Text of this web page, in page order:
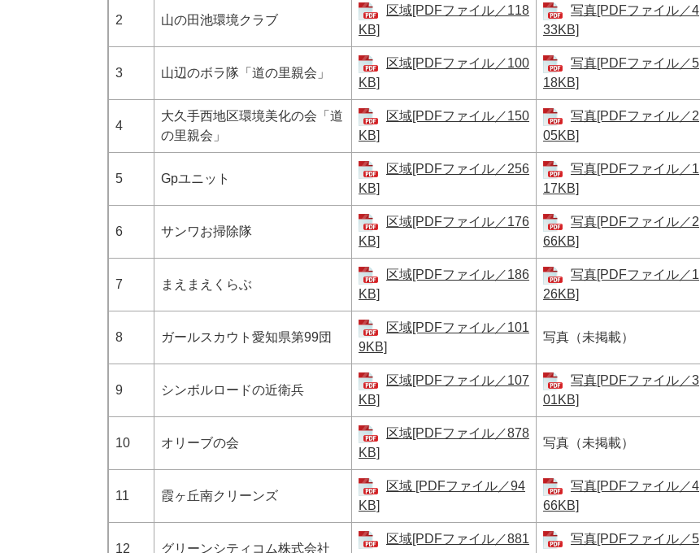
2 山の田池環境クラブ
区域[PDFファイル／118
KB]
写真[PDFファイル／4
33KB]
3 山辺のボラ隊「道の里親会」
区域[PDFファイル／100
KB]
写真[PDFファイル／5
18KB]
4
大久手西地区環境美化の会「道
の里親会」
区域[PDFファイル／150
KB]
写真[PDFファイル／2
05KB]
5 Gpユニット
区域[PDFファイル／256
KB]
写真[PDFファイル／1
17KB]
6 サンワお掃除隊
区域[PDFファイル／176
KB]
写真[PDFファイル／2
66KB]
7 まえまえくらぶ
区域[PDFファイル／186
KB]
写真[PDFファイル／1
26KB]
8 ガールスカウト愛知県第99団
区域[PDFファイル／101
9KB]
写真（未掲載）
9 シンボルロードの近衛兵
区域[PDFファイル／107
KB]
写真[PDFファイル／3
01KB]
10 オリーブの会
区域[PDFファイル／878
KB]
写真（未掲載）
11 霞ヶ丘南クリーンズ
区域 [PDFファイル／94
KB]
写真[PDFファイル／4
66KB]
12 グリーンシティコム株式会社
区域[PDFファイル／881
写真[PDFファイル／5